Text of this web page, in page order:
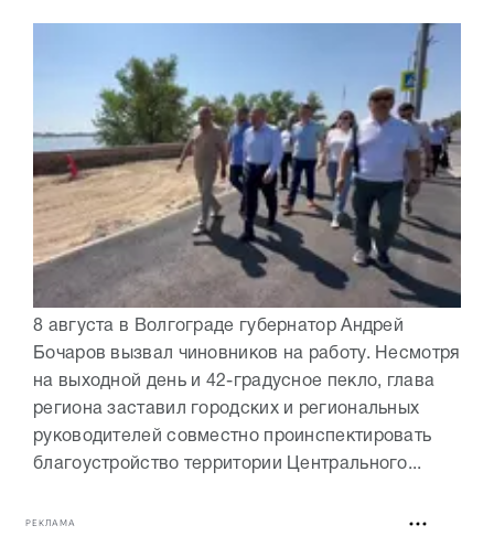
8 августа в Волгограде губернатор Андрей
Бочаров вызвал чиновников на работу. Несмотря
на выходной день и 42-градусное пекло, глава
региона заставил городских и региональных
руководителей совместно проинспектировать
благоустройство территории Центрального...
РЕКЛАМА